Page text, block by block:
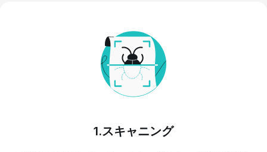
1.スキャニング